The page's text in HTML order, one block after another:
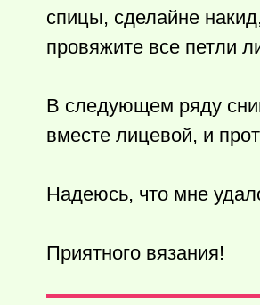
спицы, сделайне
провяжите все петли
В следующем ряду
вместе лицевой, и
Надеюсь, что мне
Приятного вязания!